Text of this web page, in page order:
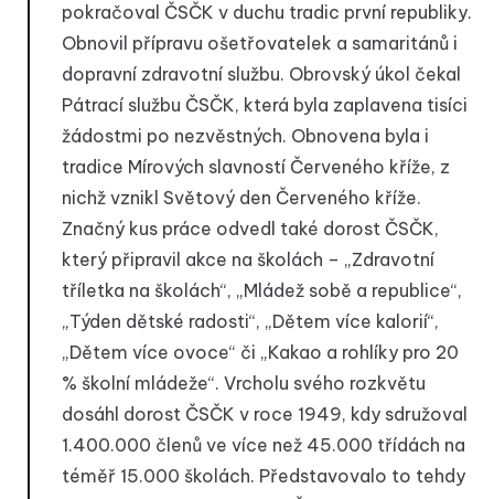
pokračoval ČSČK v duchu tradic první republiky.
Obnovil přípravu ošetřovatelek a samaritánů i
dopravní zdravotní službu. Obrovský úkol čekal
Pátrací službu ČSČK, která byla zaplavena tisíci
žádostmi po nezvěstných. Obnovena byla i
tradice Mírových slavností Červeného kříže, z
nichž vznikl Světový den Červeného kříže.
Značný kus práce odvedl také dorost ČSČK,
který připravil akce na školách – „Zdravotní
tříletka na školách“, „Mládež sobě a republice“,
„Týden dětské radosti“, „Dětem více kalorií“,
„Dětem více ovoce“ či „Kakao a rohlíky pro 20
% školní mládeže“. Vrcholu svého rozkvětu
dosáhl dorost ČSČK v roce 1949, kdy sdružoval
1.400.000 členů ve více než 45.000 třídách na
téměř 15.000 školách. Představovalo to tehdy